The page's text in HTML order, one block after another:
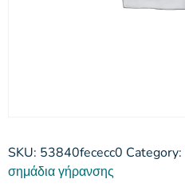
SKU: 53840fececc0 Category:
σημάδια γήρανσης